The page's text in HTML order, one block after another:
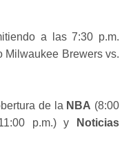
a las 7:30 p.m.
Milwaukee Brewers vs.
de la NBA (8:00
p.m.) y
Noticias